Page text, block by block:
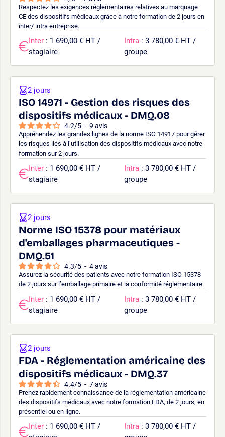
Respectez les exigences réglementaires relatives au marquage
CE des dispositifs médicaux grâce à notre formation de 2 jours en
inter/ intra entreprise.
Inter : 1 690,00 € HT /
stagiaire
Intra : 3 780,00 € HT /
groupe
ISO 14971 - Gestion des risques des
dispositifs médicaux - DMQ.08
4.2/5 - 9 avis
Appréhendez les grandes lignes de la norme ISO 14917 pour gérer
les risques liés à l’utilisation des dispositifs médicaux avec notre
formation sur 2 jours.
2 jours
Inter : 1 690,00 € HT /
stagiaire
Intra : 3 780,00 € HT /
groupe
Norme ISO 15378 pour matériaux
d'emballages pharmaceutiques -
DMQ.51
4.3/5 - 4avis
Assurez la sécurité des patients avec notre formation ISO 15378
de 2 jours sur l’emballage primaire et la conformité réglementaire.
2 jours
Inter : 1 690,00 € HT /
stagiaire
Intra : 3 780,00 € HT /
groupe
FDA - Réglementation américaine des
dispositifs médicaux - DMQ.37
4.4/5 - 7avis
Prenez rapidement connaissance de la réglementation américaine
des dispositifs médicaux avec notre formation FDA, de 2 jours, en
présentiel ou en ligne.
2 jours
Inter : 1 690,00 € HT /
Intra : 3 780,00 € HT /